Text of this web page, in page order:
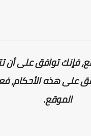
فإنك توافق على أن
على هذه الأحكام،
الموقع.